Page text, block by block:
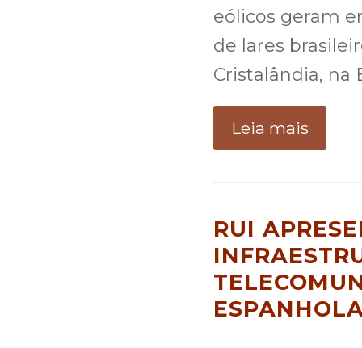
eólicos geram
de lares
Cristalândia, na
Leia mais
RUI